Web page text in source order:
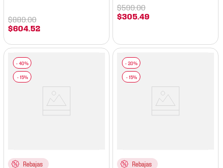
$604 52
$889.00 $305 .49
$599.00
Rebajas Rebajas